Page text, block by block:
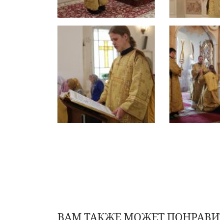
ВАМ ТАКЖЕ МОЖЕТ